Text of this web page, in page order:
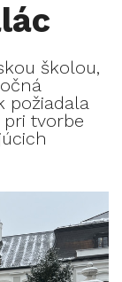
školou,
požiadala
tvorbe